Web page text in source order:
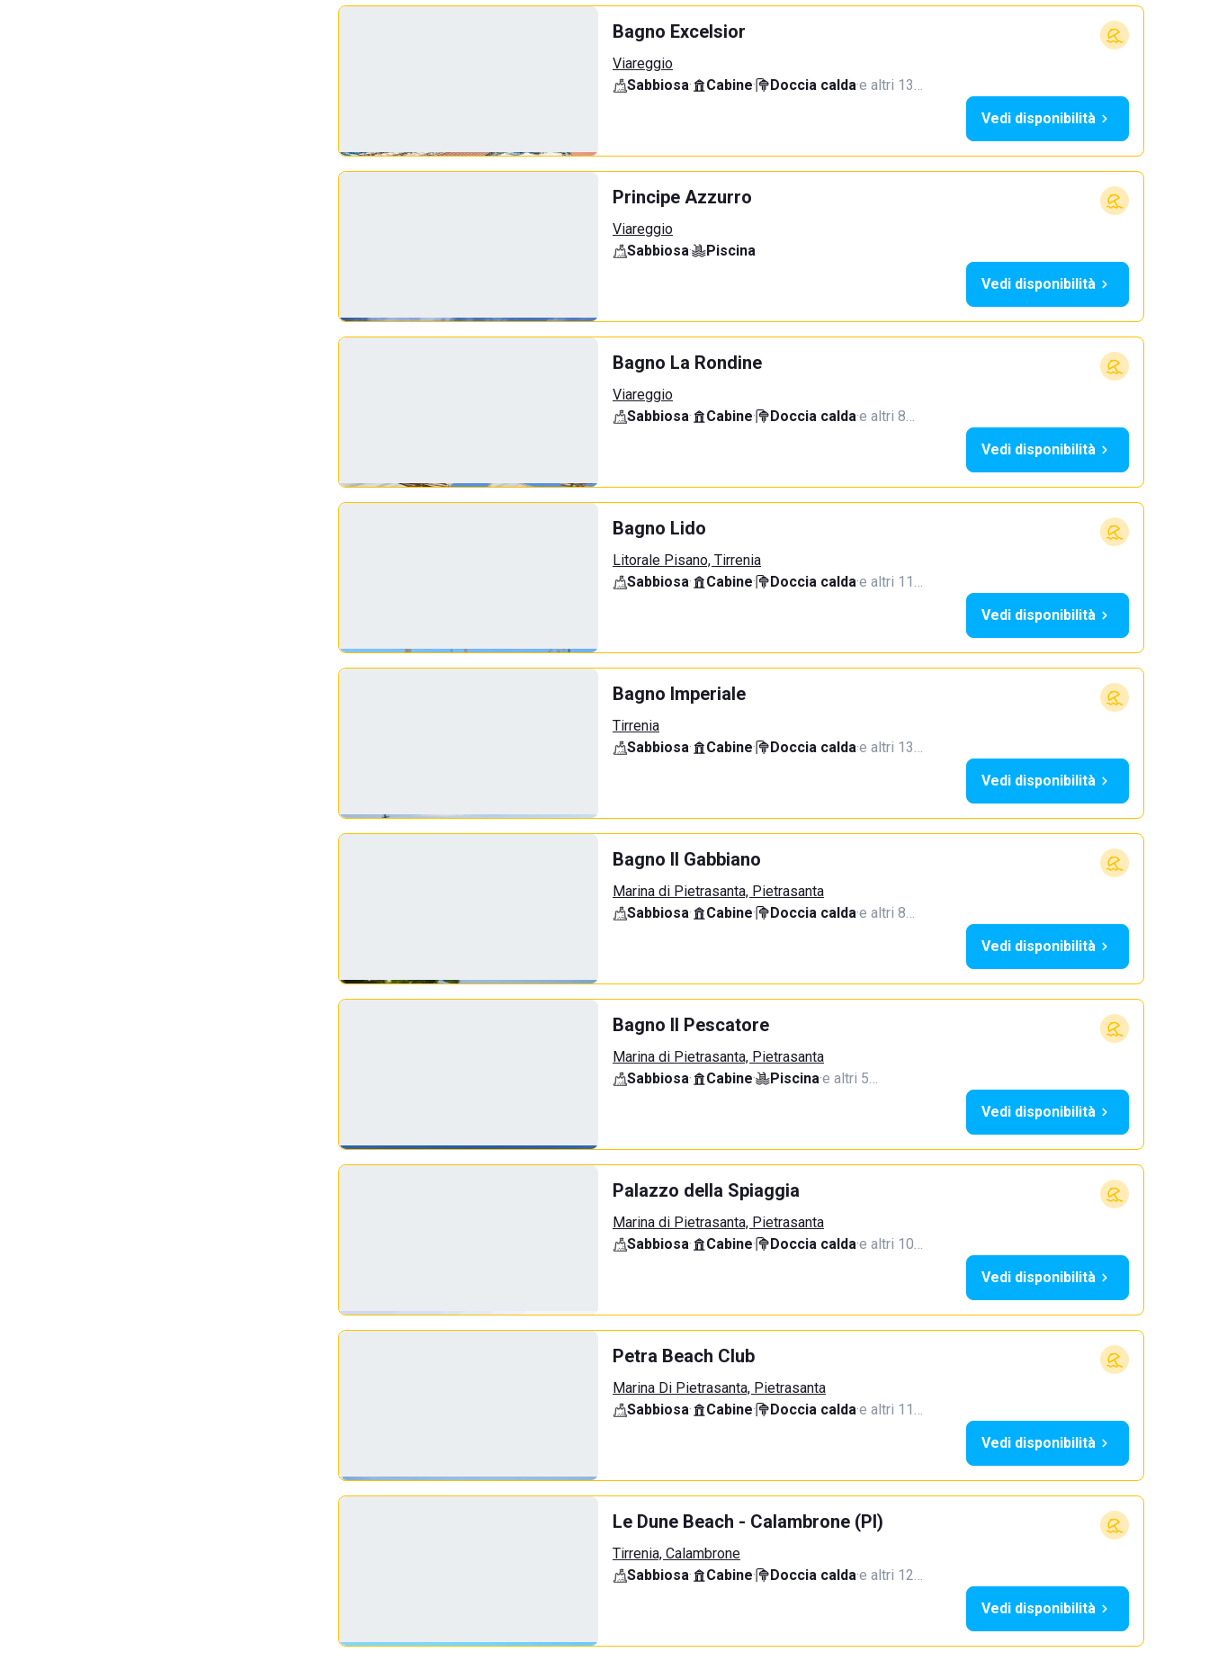
Bagno Excelsior
Viareggio
Sabbiosa· Cabine· Doccia calda·e altri 13…
Vedi disponibilità
Principe Azzurro
Viareggio
Sabbiosa·
Piscina
Vedi disponibilità
Bagno La Rondine
Viareggio
Sabbiosa· Cabine· Doccia calda·e altri 8…
Vedi disponibilità
Bagno Lido
Litorale Pisano, Tirrenia
Sabbiosa· Cabine· Doccia calda·e altri 11…
Vedi disponibilità
Bagno Imperiale
Tirrenia
Sabbiosa· Cabine· Doccia calda·e altri 13…
Vedi disponibilità
Bagno Il Gabbiano
Marina di Pietrasanta, Pietrasanta
Sabbiosa· Cabine· Doccia calda·e altri 8…
Vedi disponibilità
Bagno Il Pescatore
Marina di Pietrasanta, Pietrasanta
Sabbiosa· Cabine· Piscina·e altri 5…
Vedi disponibilità
Palazzo della Spiaggia
Marina di Pietrasanta, Pietrasanta
Sabbiosa· Cabine· Doccia calda·e altri 10…
Vedi disponibilità
Petra Beach Club
Marina Di Pietrasanta, Pietrasanta
Sabbiosa· Cabine· Doccia calda·e altri 11…
Vedi disponibilità
Le Dune Beach - Calambrone (PI)
Tirrenia, Calambrone
Sabbiosa· Cabine· Doccia calda·e altri 12…
Vedi disponibilità